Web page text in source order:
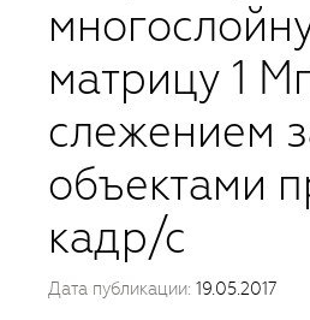
матрицу 1
слежением
объектами
кадр/с
Дата публикации: 19.05.2017